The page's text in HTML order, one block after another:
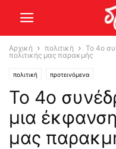
Αρχική πολιτική
Το 4ο
πολιτικής μας παρακμής
πολιτική προτεινόμενα
Το 4ο
μια
μας